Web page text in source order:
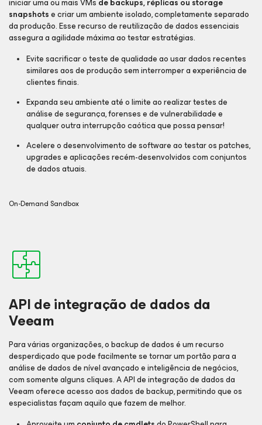
snapshotse criar um ambiente isolado, completamente separado
da produção. Esse recurso de reutilização de dados essenciais
assegura a agilidade máxima ao testar estratégias.
Evite sacrificar o teste de qualidade ao usar dados recentes
similares aos de produção sem interromper a experiência de
clientes finais.
Expanda seu ambiente até o limite ao realizar testes de
análise de segurança, forenses e de vulnerabilidade e
qualquer outra interrupção caótica que possa pensar!
Acelere o desenvolvimento de software ao testar os patches,
upgrades e aplicações recém-desenvolvidos com conjuntos
de dados atuais.
On-Demand Sandbox
API de integração de dados da
Veeam
Para várias organizações, o backup de dados é um recurso
desperdiçado que pode facilmente se tornar um portão para a
análise de dados de nível avançado e inteligência de negócios,
com somente alguns cliques. A API de integração de dados da
Veeam oferece acesso aos dados de backup, permitindo que os
especialistas façam aquilo que fazem de melhor.